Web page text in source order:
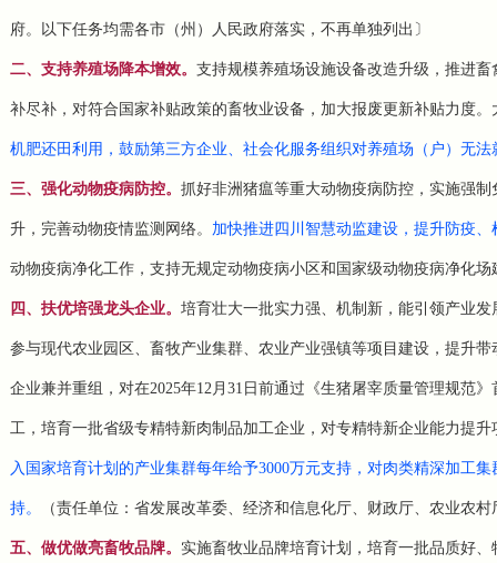
府。以下任务均需各市（州）人民政府落实，不再单独列出〕
二、支持养殖场降本增效。 支持规模养殖场设施设备改造升级，推进
补尽补，对符合国家补贴政策的畜牧业设备，加大报废更新补贴力度
机肥还田利用，鼓励第三方企业、社会化服务组织对养殖场（户）无
三、强化动物疫病防控。 抓好非洲猪瘟等重大动物疫病防控，实施强
升，完善动物疫情监测网络。 加快推进四川智慧动监建设，提升防疫
动物疫病净化工作，支持无规定动物疫病小区和国家级动物疫病净化
四、扶优培强龙头企业。 培育壮大一批实力强、机制新，能引领产业
参与现代农业园区、畜牧产业集群、农业产业强镇等项目建设，提升
企业兼并重组，对在2025年12月31日前通过《生猪屠宰质量管理规范
工，培育一批省级专精特新肉制品加工企业，对专精特新企业能力提
入国家培育计划的产业集群每年给予3000万元支持，对肉类精深加工
持。 （责任单位：省发展改革委、经济和信息化厅、财政厅、农业农村
五、做优做亮畜牧品牌。 实施畜牧业品牌培育计划，培育一批品质好